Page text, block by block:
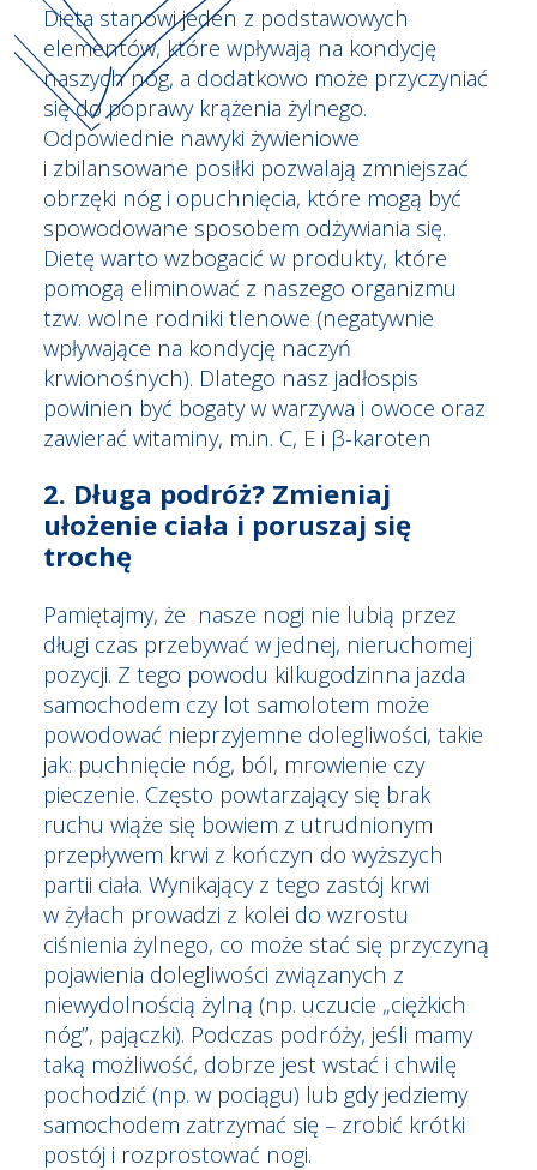
Dieta stanowi jeden z podstawowych
elementów, które wpływają na kondycję
naszych nóg, a dodatkowo może przyczyniać
się do poprawy krążenia żylnego.
Odpowiednie nawyki żywieniowe
i zbilansowane posiłki pozwalają zmniejszać
obrzęki nóg i opuchnięcia, które mogą być
spowodowane sposobem odżywiania się.
Dietę warto wzbogacić w produkty, które
pomogą eliminować z naszego organizmu
tzw. wolne rodniki tlenowe (negatywnie
wpływające na kondycję naczyń
krwionośnych). Dlatego nasz jadłospis
powinien być bogaty w warzywa i owoce oraz
zawierać witaminy, m.in. C, E i β-karoten
2. Długa podróż? Zmieniaj
ułożenie ciała i poruszaj się
trochę
Pamiętajmy, że nasze nogi nie lubią przez
długi czas przebywać w jednej, nieruchomej
pozycji. Z tego powodu kilkugodzinna jazda
samochodem czy lot samolotem może
powodować nieprzyjemne dolegliwości, takie
jak: puchnięcie nóg, ból, mrowienie czy
pieczenie. Często powtarzający się brak
ruchu wiąże się bowiem z utrudnionym
przepływem krwi z kończyn do wyższych
partii ciała. Wynikający z tego zastój krwi
w żyłach prowadzi z kolei do wzrostu
ciśnienia żylnego, co może stać się przyczyną
pojawienia dolegliwości związanych z
niewydolnością żylną (np. uczucie „ciężkich
nóg”, pajączki). Podczas podróży, jeśli mamy
taką możliwość, dobrze jest wstać i chwilę
pochodzić (np. w pociągu) lub gdy jedziemy
samochodem zatrzymać się – zrobić krótki
postój i rozprostować nogi.